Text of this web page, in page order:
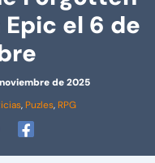
el 6 de
de 2025
, Puzles, RPG